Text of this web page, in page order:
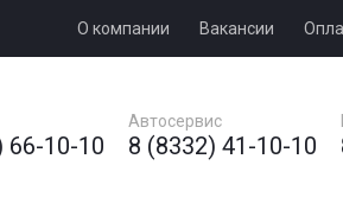
О компании Вакансии
66-10-10
Автосервис
8 (8332) 41-10-10